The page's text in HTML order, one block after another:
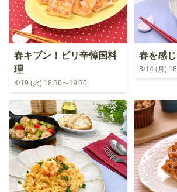
春キブン！ピリ辛韓国料
理
4/19 (火) 18:30〜19:30
春を感
3/14 (月)